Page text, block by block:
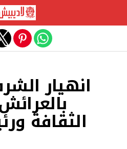
انهيار
الثقافة
version